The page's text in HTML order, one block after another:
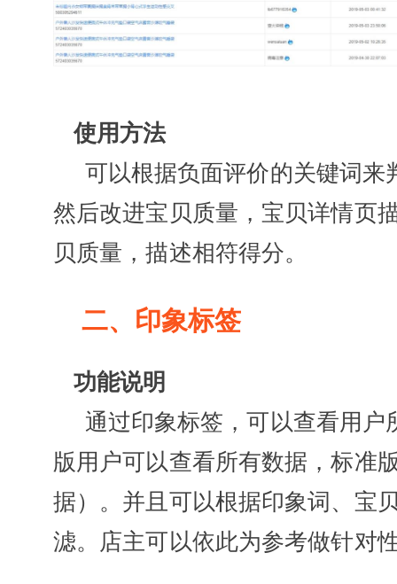
使用方法
可以根据负面评价的关键词来
然后改进宝贝质量，宝贝详情页
贝质量，描述相符得分。
二、印象标签
功能说明
通过印象标签，可以查看用
版用户可以查看所有数据，标准
据）。并且可以根据印象词、宝
滤。店主可以依此为参考做针对